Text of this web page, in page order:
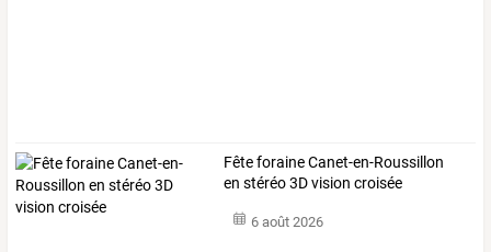
Fête foraine Canet-en-Roussillon
en stéréo 3D vision croisée
6 août 2026